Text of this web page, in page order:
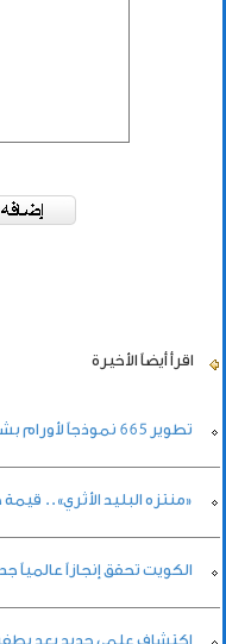
اقرأ أيضاً الأخيرة
تطوير 665 نموذجاً لأورام بشرية لدراسة السرطان واختبار الأدوية
«منتزه البليد الأثري»..
الكويت تحقق إنجازاً عالمياً
اكتشاف علمي جديد يعد